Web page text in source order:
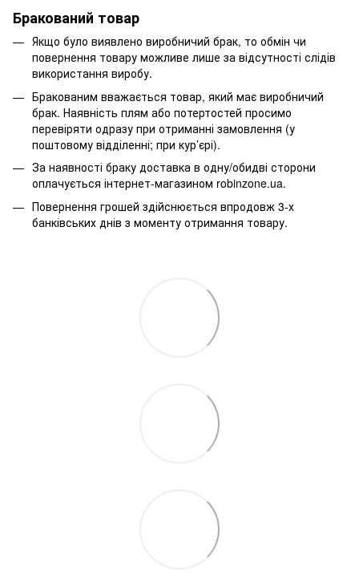
Бракований товар
Якщо було виявлено виробничий брак, то обмін чи
повернення товару можливе лише за відсутності слідів
використання виробу.
Бракованим вважається товар, який має виробничий
брак. Наявність плям або потертостей просимо
перевіряти одразу при отриманні замовлення (у
поштовому відділенні; при кур’єрі).
За наявності браку доставка в одну/обидві сторони
оплачується інтернет-магазином robinzone.ua.
Повернення грошей здійснюється впродовж 3-х
банківських днів з моменту отримання товару.